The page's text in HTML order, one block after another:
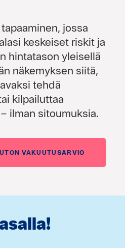
jossa
keskeiset riskit ja
hintatason yleisellä
näkemyksen siitä,
tehdä
kilpailuttaa
ilman sitoumuksia.
VAKUUTUSARVIO